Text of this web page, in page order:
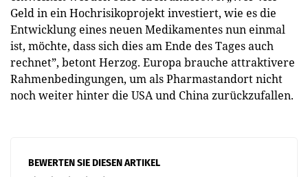
Geld in ein Hochrisikoprojekt investiert, wie es die
Entwicklung eines neuen Medikamentes nun einmal
ist, möchte, dass sich dies am Ende des Tages auch
rechnet”, betont Herzog. Europa brauche attraktivere
Rahmenbedingungen, um als Pharmastandort nicht
noch weiter hinter die USA und China zurückzufallen.
BEWERTEN SIE DIESEN ARTIKEL